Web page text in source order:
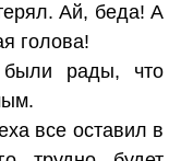
Ай, беда! А
голова!
рады, что
все оставил в